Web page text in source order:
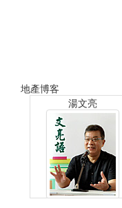
地產博客
湯文亮